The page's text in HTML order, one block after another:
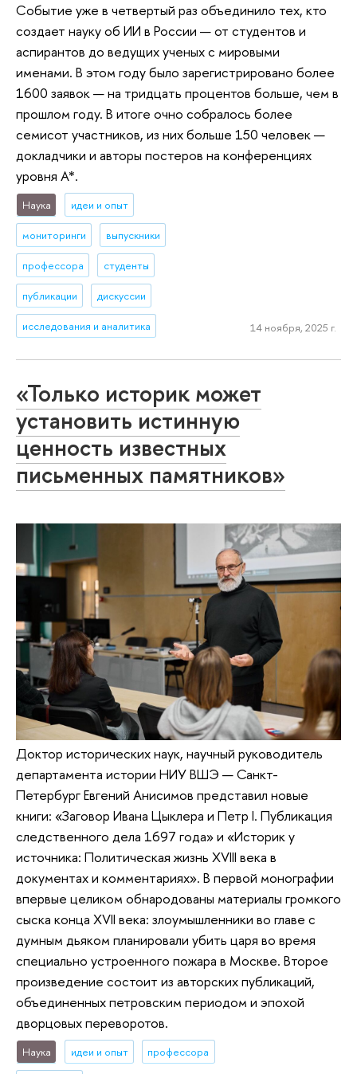
Событие уже в четвертый раз объединило тех, кто
создает науку об ИИ в России — от студентов и
аспирантов до ведущих ученых с мировыми
именами. В этом году было зарегистрировано более
1600 заявок — на тридцать процентов больше, чем в
прошлом году. В итоге очно собралось более
семисот участников, из них больше 150 человек —
докладчики и авторы постеров на конференциях
уровня А*.
Наука идеи и опыт
мониторинги выпускники
профессора студенты
публикации дискуссии
исследования и аналитика 14 ноября, 2025 г.
«Только историк может
установить истинную
ценность известных
письменных памятников»
Доктор исторических наук, научный руководитель
департамента истории НИУ ВШЭ — Санкт-
Петербург Евгений Анисимов представил новые
книги: «Заговор Ивана Цыклера и Петр I. Публикация
следственного дела 1697 года» и «Историк у
источника: Политическая жизнь XVIII века в
документах и комментариях». В первой монографии
впервые целиком обнародованы материалы громкого
сыска конца XVII века: злоумышленники во главе с
думным дьяком планировали убить царя во время
специально устроенного пожара в Москве. Второе
произведение состоит из авторских публикаций,
объединенных петровским периодом и эпохой
дворцовых переворотов.
Наука идеи и опыт профессора